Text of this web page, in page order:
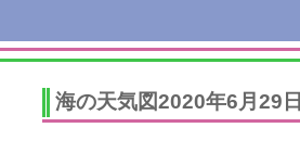
海の天気図2020年6月29日